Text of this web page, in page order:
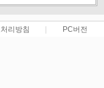
리방침 PC버전